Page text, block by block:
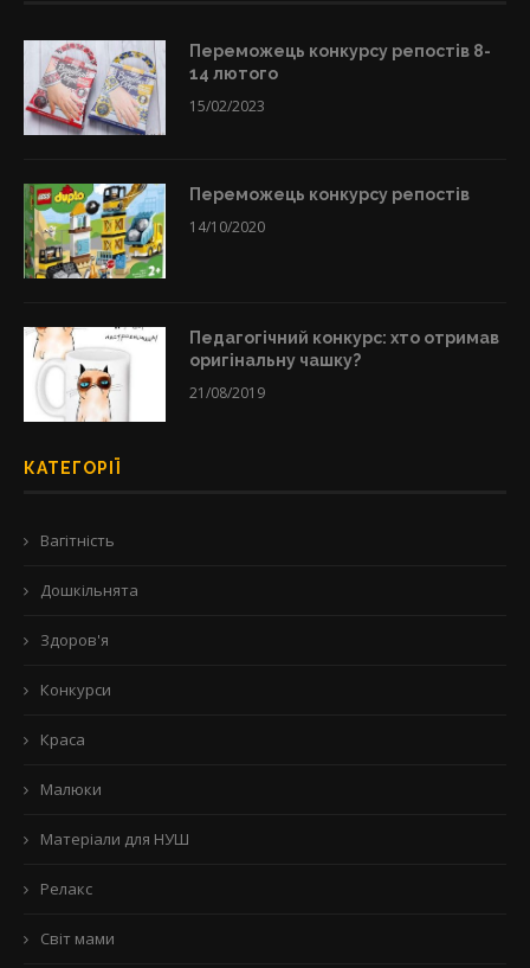
Переможець конкурсу репостів 8-
14 лютого
15/02/2023
Переможець конкурсу репостів
14/10/2020
Педагогічний конкурс: хто отримав
оригінальну чашку?
21/08/2019
КАТЕГОРІЇ
Вагітність
Дошкільнята
Здоров'я
Конкурси
Краса
Малюки
Матеріали для НУШ
Релакс
Світ мами